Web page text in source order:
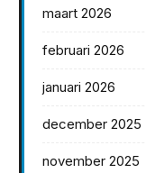
maart 2026
februari 2026
januari 2026
december 2025
november 2025